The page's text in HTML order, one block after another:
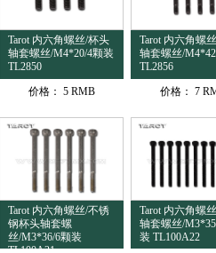
Tarot 内六角螺丝/杯头
轴套螺丝/M4*20/4颗装
TL2850
价格： 5 RMB
Tarot 内六角螺
轴套螺丝/
TL2856
价格： 7
Tarot 内六角螺丝/不锈
钢杯头轴套螺
丝/M3*36/6颗装
TL100A21
Tarot 内六角螺
轴套螺丝/
装 TL100A22